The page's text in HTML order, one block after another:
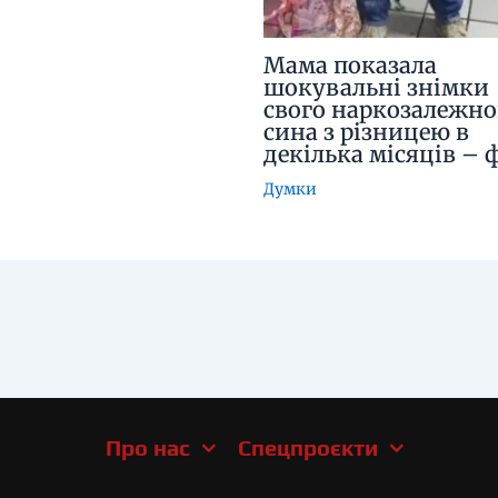
Мама показала
шокувальні знімки
свого
сина з різницею в
декілька місяців –
Думки
Про нас Спецпроєкти